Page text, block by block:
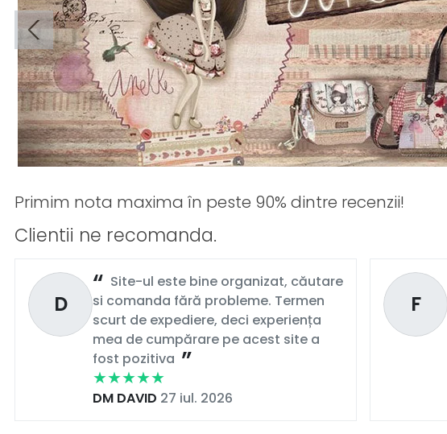
Primim nota maxima în peste 90% dintre recenzii!
Clientii ne recomanda.
D
Site-ul este bine organizat, căutare
si comanda fără probleme. Termen
scurt de expediere, deci experiența
mea de cumpărare pe acest site a
fost pozitiva
DM DAVID 27 iul. 2026
F